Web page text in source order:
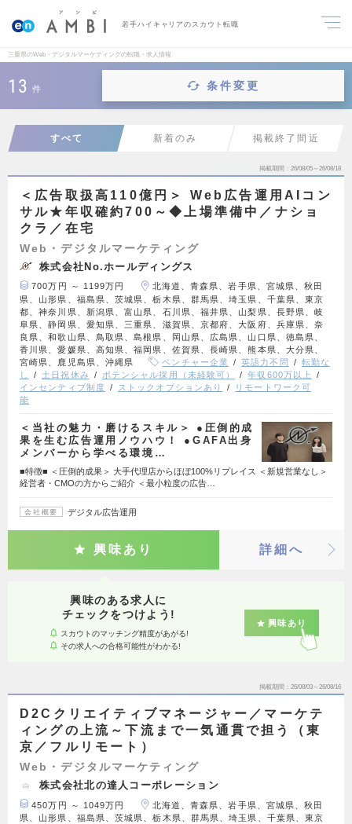
若手ハイキャリアのスカウト転職
三重県のWeb・デジタルマーケティングの転職・求人情報
13 件 条件変更
すべて 新着のみ 掲載終了間近
掲載期間 26/08/05～26/08/18
＜広告取扱高110億円＞ Web広告運用AIコン
サル★年収確約700～◆上場準備中／ナショ
クラ／在宅
Web・デジタルマーケティング
株式会社No.ホールディングス
700万円 ～ 1199万円
北海道、青森県、岩手県、宮城県、秋田
県、山形県、福島県、茨城県、栃木県、群馬県、埼玉県、千葉県、東京
都、神奈川県、新潟県、富山県、石川県、福井県、山梨県、長野県、岐
阜県、静岡県、愛知県、三重県、滋賀県、京都府、大阪府、兵庫県、奈
良県、和歌山県、鳥取県、島根県、岡山県、広島県、山口県、徳島県、
香川県、愛媛県、高知県、福岡県、佐賀県、長崎県、熊本県、大分県、
宮崎県、鹿児島県、沖縄県
ベンチャー企業 英語力不問
転勤な
し
土日祝休み ポテンシャル採用（未経験可）
年収600万以上
インセンティブ制度
ストックオプションあり
リモートワーク可
能
＜当社の魅力・磨けるスキル＞ ●圧倒的成
果を生む広告運用ノウハウ！ ●GAFA出身
メンバーから学べる環境…
■特徴■ ＜圧倒的成果＞ 大手代理店からほぼ100%リプレイス ＜新規営業なし＞
経営者・CMOの方からご紹介 ＜最小粒度の広告…
会社概要 デジタル広告運用
興味あり 詳細へ
興味のある求人に
チェックをつけよう!
スカウトのマッチング精度があがる!
その求人への合格可能性がわかる!
興味あり
掲載期間 26/08/03～26/08/16
D2Cクリエイティブマネージャー／マーケテ
ィングの上流～下流まで一気通貫で担う（東
京／フルリモート）
Web・デジタルマーケティング
株式会社北の達人コーポレーション
450万円 ～ 1049万円
北海道、青森県、岩手県、宮城県、秋田
県、山形県、福島県、茨城県、栃木県、群馬県、埼玉県、千葉県、東京